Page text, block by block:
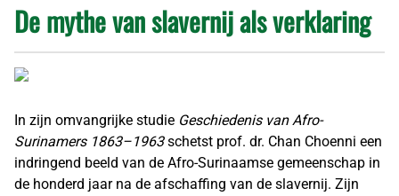
De mythe van slavernij als verklaring
In zijn omvangrijke studie Geschiedenis van Afro-
Surinamers 1863–1963schetst prof. dr. Chan Choenni een
indringend beeld van de Afro-Surinaamse gemeenschap in
de honderd jaar na de afschaffing van de slavernij. Zijn